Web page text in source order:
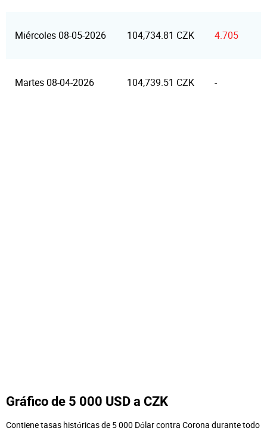
Miércoles 08-05-2026 104,734.81 CZK 4.705
Martes 08-04-2026 104,739.51 CZK -
Gráfico de 5 000 USD a CZK
Contiene tasas históricas de 5 000 Dólar contra Corona durante todo